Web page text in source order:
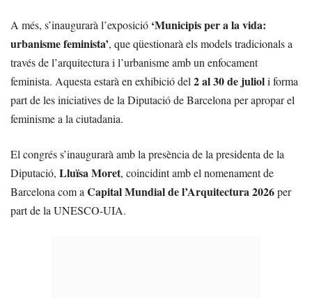
A més, s’inaugurarà l’exposició ‘Municipis per a la vida:
urbanisme feminista’, que qüestionarà els models tradicionals a
través de l’arquitectura i l’urbanisme amb un enfocament
feminista. Aquesta estarà en exhibició del 2 al 30 de julioli forma
part de les iniciatives de la Diputació de Barcelona per apropar el
feminisme a la ciutadania.
El congrés s’inaugurarà amb la presència de la presidenta de la
Diputació, Lluïsa Moret, coincidint amb el nomenament de
Barcelona com a Capital Mundial de l’Arquitectura 2026per
part de la UNESCO-UIA.